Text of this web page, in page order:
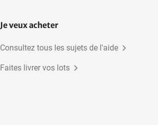
Je veux acheter
Consultez tous les sujets de l'aide
Faites livrer vos lots